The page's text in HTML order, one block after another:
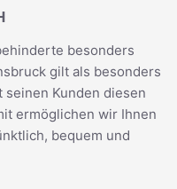
besonders
gilt als besonders
Kunden diesen
ermöglichen wir Ihnen
bequem und